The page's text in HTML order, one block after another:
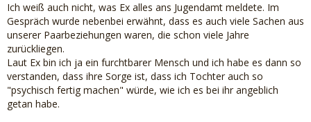
Ich weiß auch nicht, was Ex alles ans Jugendamt meldete. Im
Gespräch wurde nebenbei erwähnt, dass es auch viele Sachen aus
unserer Paarbeziehungen waren, die schon viele Jahre
zurückliegen.
Laut Ex bin ich ja ein furchtbarer Mensch und ich habe es dann so
verstanden, dass ihre Sorge ist, dass ich Tochter auch so
"psychisch fertig machen" würde, wie ich es bei ihr angeblich
getan habe.